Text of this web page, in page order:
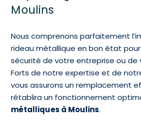
Moulins
Nous comprenons parfaitement
rideau métallique en bon état
sécurité de votre entreprise ou de
Forts de notre expertise et de
vous assurons un remplacement
rétablira un fonctionnement
métalliques à Moulins.